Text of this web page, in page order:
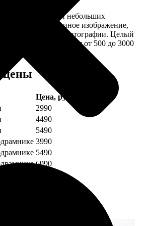
картина из сотен небольших
смотрится как единое изображение,
это отдельные фотографии. Целый
картине: помещается от 500 до 3000
Цена, руб.
2990
4490
5490
3990
5490
6990